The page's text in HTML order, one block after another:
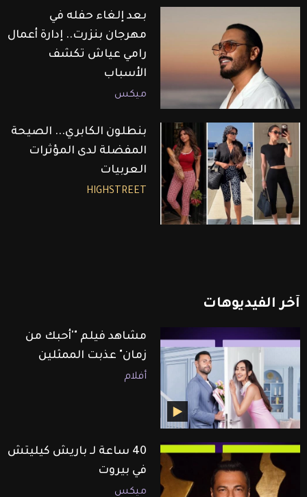
بعد إلغاء حفله في
مهرجان بنزرت.. إدارة أعمال
رامي عياش تكشف
الأسباب
ميكس
بنطلون الكابري... الصيحة
المفضلة لدى المؤثرات
العربيات
HIGHSTREET
آخر الفيديوهات
مشاهد فيلم "'أحبك من
زمان" عذبت الممثلين
أفلام
40 ساعة لـ باريش كيليتش
في بيروت
ميكس